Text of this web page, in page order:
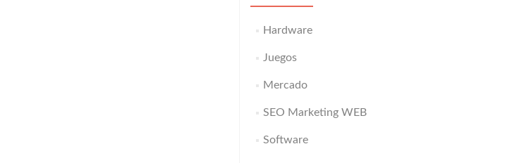
Hardware
Juegos
Mercado
SEO Marketing WEB
Software